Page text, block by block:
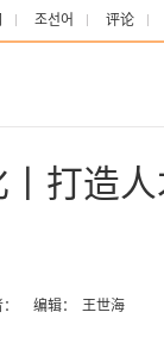
조선어 评论
打造
编辑： 王世海